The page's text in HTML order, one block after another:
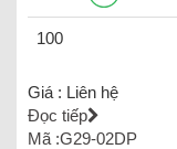
100
Giá : Liên hệ
Đọc tiếp
Mã :G29-02DP